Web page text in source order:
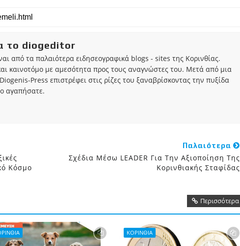
το diogeditor
από τα παλαιότερα ειδησεογραφικά blogs - sites της Κορινθίας.
καινοτόμο με αμεσότητα προς τους αναγνώστες του. Μετά από μια
Press επιστρέφει στις ρίζες του ξαναβρίσκοντας την πυξίδα
αγαπήσατε.
Κόσμο
Παλαιότερα
Σχέδια Μέσω LEADER Για Την Αξιοποίηση Της
Κορινθιακής Σταφίδας
Περισσότερα
ΚΟΡΙΝΘΙΑ